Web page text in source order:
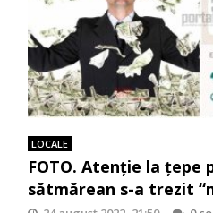
LOCALE
FOTO. Atenţie la ţepe
sătmărean s-a trezit